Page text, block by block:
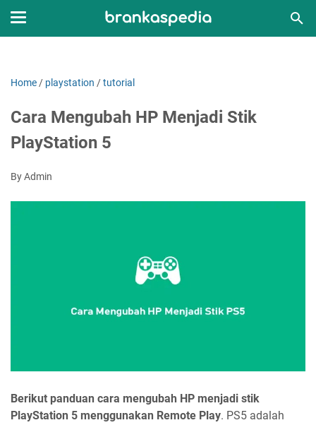
Home / playstation /tutorial
Cara Mengubah HP Menjadi Stik
PlayStation 5
By Admin
Berikut panduan cara mengubah HP menjadi stik
PlayStation 5 menggunakan Remote Play. PS5 adalah